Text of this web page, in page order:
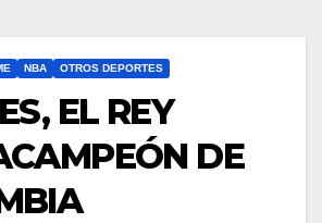
NBA OTROS DEPORTES
EL REY
DE